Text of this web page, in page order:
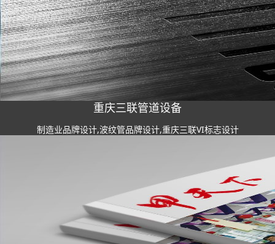
重庆三联管道设备
制造业品牌设计,波纹管品牌设计,重庆三联VI标志设计